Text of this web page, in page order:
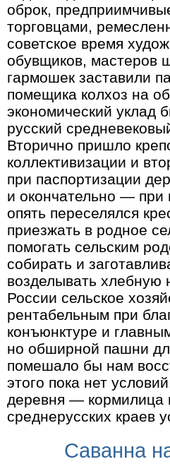
оброк,
торговцами,
советское время
обувщиков, мастеров
гармошек заставили
помещика колхоз на
экономический уклад
русский
Вторично пришло
коллективизации и
при паспортизации
и окончательно — при
опять переселялся
приезжать в родное
помогать сельским
собирать и
возделывать хлебную
России сельское
рентабельным при
конъюнктуре и
но обширной пашни
помешало бы нам
этого пока нет
деревня — кормилица
среднерусских краев
Саванна